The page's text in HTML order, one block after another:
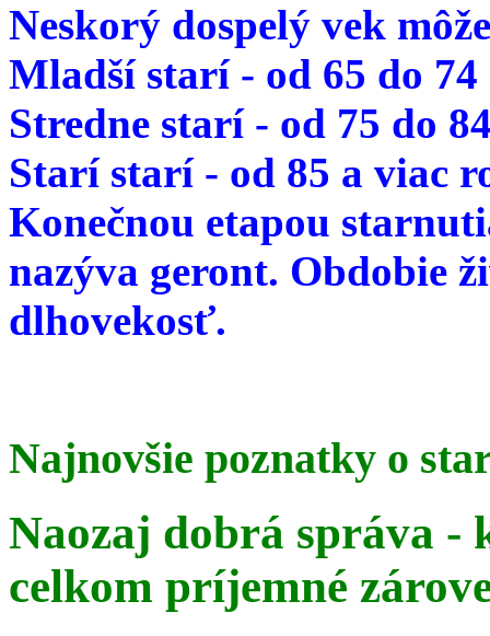
Neskorý dospelý vek
Mladší starí - od 65 do
Stredne starí - od 75 do
Starí starí - od 85 a viac
Konečnou etapou
nazýva geront. Obdobie
dlhovekosť.
Najnovšie poznatky o
Naozaj dobrá správa -
celkom príjemné